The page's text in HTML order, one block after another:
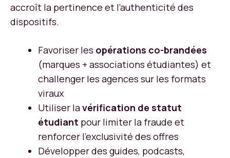
accroît la pertinence et l’authenticité des
dispositifs.
Favoriser les opérations co-brandées
(marques + associations étudiantes) et
challenger les agences sur les formats
viraux
Utiliser lavérification de statut
étudiant pour limiter la fraude et
renforcer l’exclusivité des offres
Développer des guides, podcasts,